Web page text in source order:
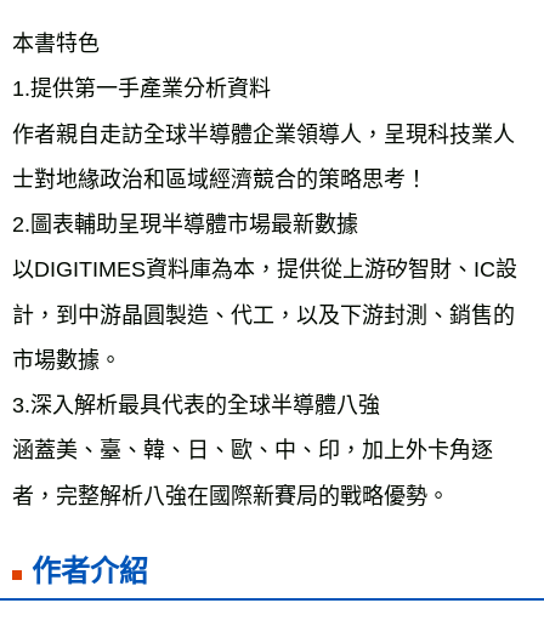
本書特色
1.提供第一手產業分析資料
作者親自走訪全球半導體企業領導人，呈現科技業人
士對地緣政治和區域經濟競合的策略思考！
2.圖表輔助呈現半導體市場最新數據
以DIGITIMES資料庫為本，提供從上游矽智財、IC設
計，到中游晶圓製造、代工，以及下游封測、銷售的
市場數據。
3.深入解析最具代表的全球半導體八強
涵蓋美、臺、韓、日、歐、中、印，加上外卡角逐
者，完整解析八強在國際新賽局的戰略優勢。
作者介紹